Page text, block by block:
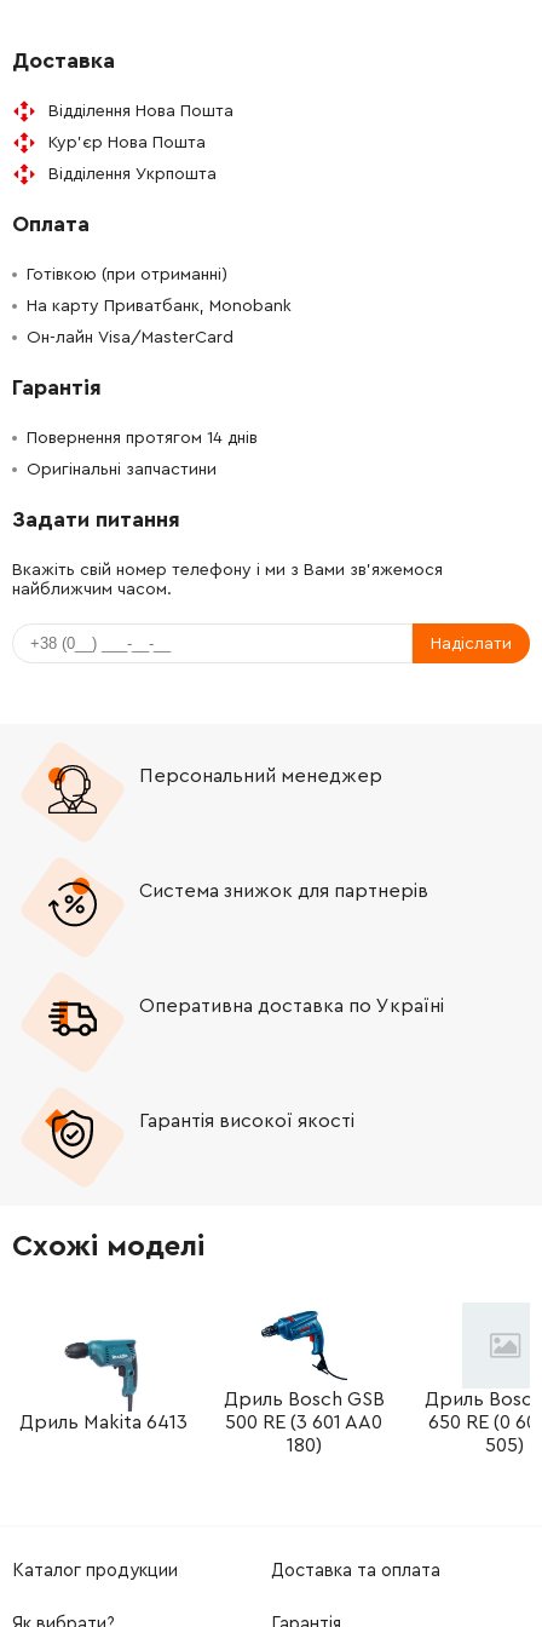
135922-6
Доставка
Відділення Нова Пошта
Кур'єр Нова Пошта
Відділення Укрпошта
Оплата
Готівкою (при отриманні)
На карту Приватбанк, Monobank
Он-лайн Visa/MasterCard
Гарантія
Повернення протягом 14 днів
Оригінальні запчастини
Задати питання
Вкажіть свій номер телефону і ми з Вами зв'яжемося
найближчим часом.
Надіслати
Персональний менеджер
Система знижок для партнерів
Оперативна доставка по Україні
Гарантія високої якості
Схожі моделі
Дриль Makita 6413
Дриль Bosch GSB
500 RE (3 601 AA0
180)
Дриль
650 RE (0
505)
Каталог продукции Доставка та оплата